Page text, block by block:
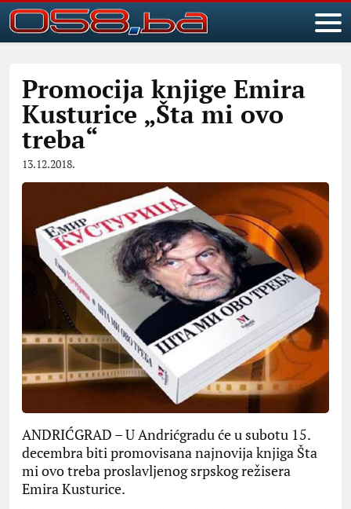
Promocija knjige Emira
Kusturice „Šta mi ovo
treba“
13.12.2018.
ANDRIĆGRAD – U Andrićgradu će u subotu 15.
decembra biti promovisana najnovija knjiga Šta
mi ovo treba proslavljenog srpskog režisera
Emira Kusturice.